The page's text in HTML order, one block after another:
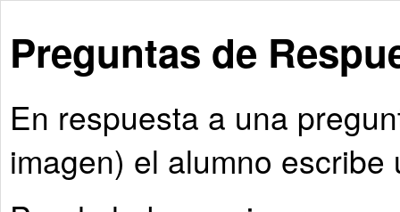
Preguntas de
En respuesta a una
imagen) el alumno